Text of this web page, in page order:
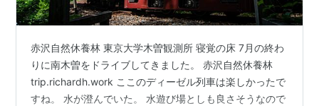
赤沢自然休養林 東京大学木曽観測所 寝覚の床 7月の終わ
りに南木曽をドライブしてきました。 赤沢自然休養林
trip.richardh.work ここのディーゼル列車は楽しかったで
すね。 水が澄んでいた。 水遊び場としも良さそうなので